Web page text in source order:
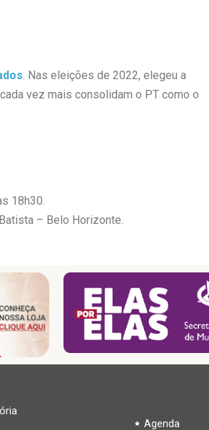
. Nas eleições de 2022, elegeu a
vez mais consolidam o PT como o
18h30.
– Belo Horizonte.
Agenda